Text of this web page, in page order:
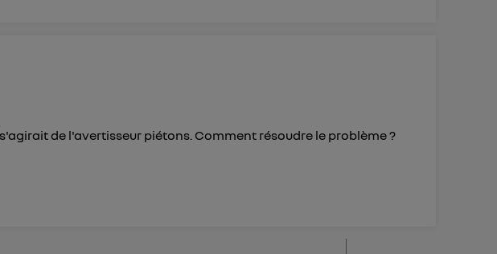
de l'avertisseur piétons. Comment résoudre le problème ?